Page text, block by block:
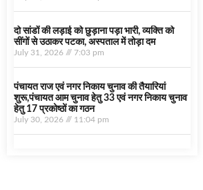
दो सांडों की लड़ाई को छुड़ाना पड़ा भारी, व्यक्ति को
सींगों से उठाकर पटका, अस्पताल में तोड़ा दम
July 31, 2026 7:03 pm
पंचायत राज एवं नगर निकाय चुनाव की तैयारियां
शुरू,पंचायत आम चुनाव हेतु 33 एवं नगर निकाय चुनाव
हेतु 17 प्रकोष्ठों का गठन
July 30, 2026 11:04 pm